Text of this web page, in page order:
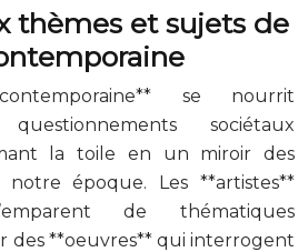
thèmes et sujets de
se nourrit
sociétaux
la toile en un miroir des
notre époque. Les **artistes**
de thématiques
des **oeuvres** qui interrogent